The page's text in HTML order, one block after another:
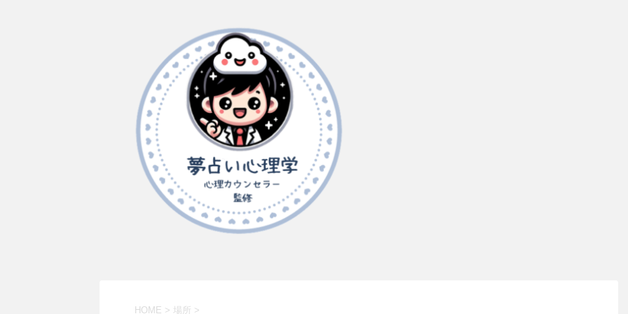
HOME > 場所 >